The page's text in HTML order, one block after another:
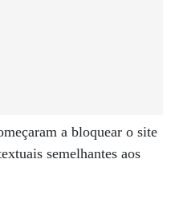
a bloquear o site
semelhantes aos